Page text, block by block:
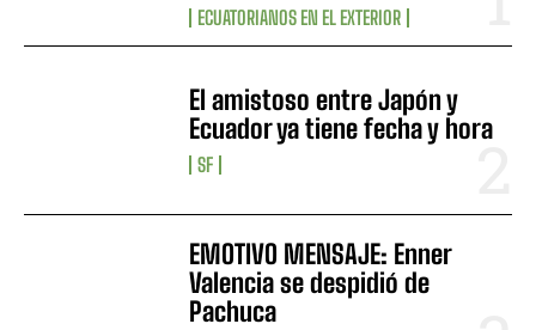
ECUATORIANOS EN EL EXTERIOR
El amistoso entre Japón y
Ecuador ya tiene fecha y hora
SF
EMOTIVO MENSAJE: Enner
Valencia se despidió de
Pachuca